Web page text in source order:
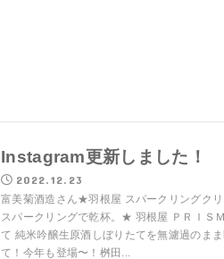
Instagram更新しました！
2022.12.23
富美菊酒造さん★羽根屋 スパークリングク
スパークリングで乾杯。★ 羽根屋 ＰＲＩＳ
て 純米吟醸生原酒しぼりたてを無濾過のま
て！今年も登場〜！桝田...